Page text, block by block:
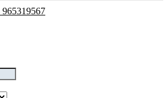
965319567